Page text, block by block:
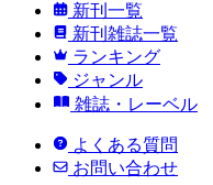
新刊一覧
新刊雑誌一覧
ランキング
ジャンル
雑誌・レーベル
よくある質問
お問い合わせ